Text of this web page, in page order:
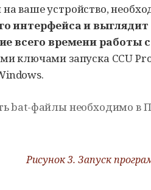
ваше устройство,
интерфейса и
всего времени работы
ключами запуска CCU
bat-файлы необходимо в
Рисунок 3. Запуск